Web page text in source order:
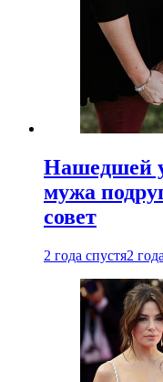
Нашедшей
мужа
совет
2 года спустя2